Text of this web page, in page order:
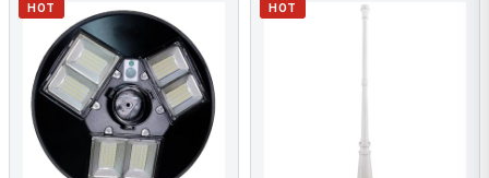
HOT HOT